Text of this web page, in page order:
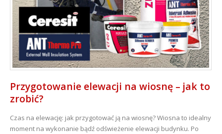
Przygotowanie elewacji na wiosnę – jak to
zrobić?
Czas na elewację: jak przygotować ją na wiosnę? Wiosna to idealny
moment na wykonanie bądź odświeżenie elewacji budynku. Po